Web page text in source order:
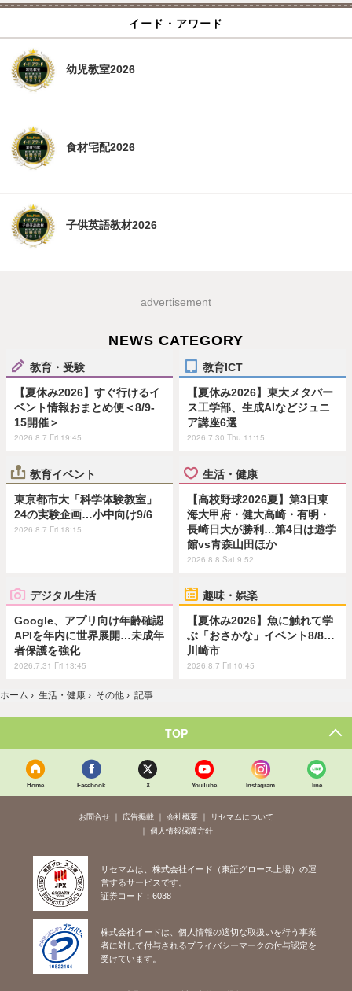
イード・アワード
幼児教室2026
食材宅配2026
子供英語教材2026
advertisement
NEWS CATEGORY
教育・受験
【夏休み2026】すぐ行けるイ
ベント情報おまとめ便＜8/9-
15開催＞
2026.8.7 Fri 19:45
教育ICT
【夏休み2026】東大メタバー
ス工学部、生成AIなどジュニ
ア講座6選
2026.7.30 Thu 11:15
教育イベント
東京都市大「科学体験教室」
24の実験企画…小中向け9/6
2026.8.7 Fri 18:15
生活・健康
【高校野球2026夏】第3日東
海大甲府・健大高崎・有明・
長崎日大が勝利…第4日は遊学
館vs青森山田ほか
2026.8.8 Sat 9:52
デジタル生活
Google、アプリ向け年齢確認
APIを年内に世界展開…未成年
者保護を強化
2026.7.31 Fri 13:45
趣味・娯楽
【夏休み2026】魚に触れて学
ぶ「おさかな」イベント8/8…
川崎市
2026.8.7 Fri 10:45
ホーム › 生活・健康 › その他 › 記事
TOP
Home Facebook X YouTube Instagram line
お問合せ 広告掲載 会社概要
リセマムについて
個人情報保護方針
リセマムは、株式会社イード（東証グロース上場）の運
営するサービスです。
証券コード：6038
株式会社イードは、個人情報の適切な取扱いを行う事業
者に対して付与されるプライバシーマークの付与認定を
受けています。